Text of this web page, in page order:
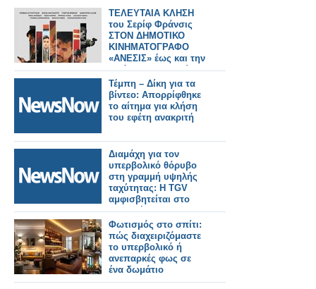
ΤΕΛΕΥΤΑΙΑ ΚΛΗΣΗ
του Σερίφ Φράνσις
ΣΤΟΝ ΔΗΜΟΤΙΚΟ
ΚΙΝΗΜΑΤΟΓΡΑΦΟ
«ΑΝΕΣΙΣ» έως και την
Τετάρτη 15 Απριλίου
2026
Τέμπη – Δίκη για τα
βίντεο: Απορρίφθηκε
το αίτημα για κλήση
του εφέτη ανακριτή
Διαμάχη για τον
υπερβολικό θόρυβο
στη γραμμή υψηλής
ταχύτητας: Η TGV
αμφισβητείται στο
δικαστήριο της
Γαλλίας
Φωτισμός στο σπίτι:
πώς διαχειριζόμαστε
το υπερβολικό ή
ανεπαρκές φως σε
ένα δωμάτιο